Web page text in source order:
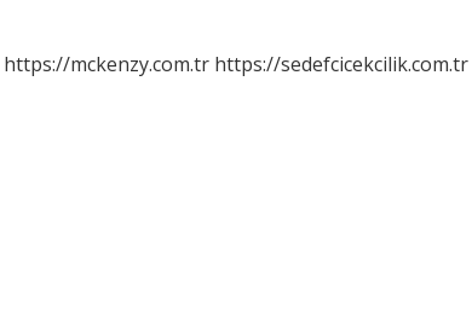
https://mckenzy.com.tr https://sedefcicekcilik.com.tr